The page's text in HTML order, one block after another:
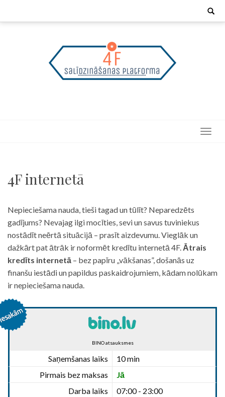
Search
4F internetā
Nepieciešama nauda, tieši tagad un tūlīt? Neparedzēts
gadījums? Nevajag ilgi mocīties, sevi un savus tuviniekus
nostādīt neērtā situācijā – prasīt aizdevumu. Vieglāk un
dažkārt pat ātrāk ir noformēt kredītu internetā 4F. Ātrais
kredīts internetā – bez papīru „vākšanas”, došanās uz
finanšu iestādi un papildus paskaidrojumiem, kādam nolūkam
ir nepieciešama nauda.
BINO atsauksmes
Saņemšanas laiks
10 min
Pirmais bez maksas
Jā
Darba laiks
07:00 - 23:00